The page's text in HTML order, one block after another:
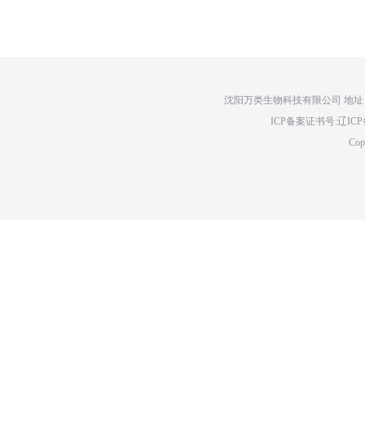
沈阳万类生物科技有限公司 地
ICP备案证书号:辽